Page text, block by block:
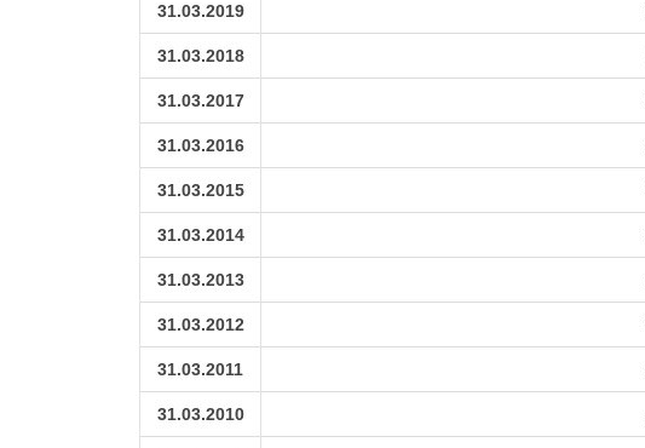
31.03.2019
31.03.2018
31.03.2017
31.03.2016
31.03.2015
31.03.2014
31.03.2013
31.03.2012
31.03.2011
31.03.2010